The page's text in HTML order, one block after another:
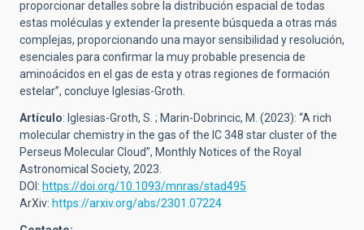
proporcionar detalles sobre la distribución espacial de todas
estas moléculas y extender la presente búsqueda a otras más
complejas, proporcionando una mayor sensibilidad y resolución,
esenciales para confirmar la muy probable presencia de
aminoácidos en el gas de esta y otras regiones de formación
estelar”, concluye Iglesias-Groth.
Artículo: Iglesias-Groth, S. ; Marin-Dobrincic, M. (2023): “A rich
molecular chemistry in the gas of the IC 348 star cluster of the
Perseus Molecular Cloud”, Monthly Notices of the Royal
Astronomical Society, 2023.
DOI: https://doi.org/10.1093/mnras/stad495
ArXiv: https://arxiv.org/abs/2301.07224